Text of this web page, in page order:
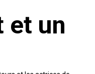
du droit.